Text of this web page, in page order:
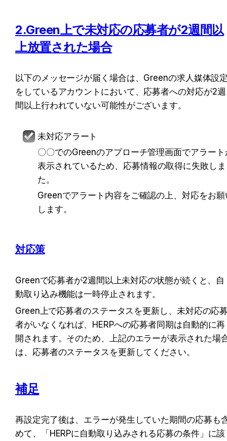
2.Green上で未対応の応募者が2週間以
上放置された場合
以下のメッセージが届く場合は、Greenの求人媒体設
をしているアカウントにおいて、応募者への対応が2週
間以上行われていない可能性がございます。
未対応アラート
〇〇でのGreenのアプローチ管理画面でアラート
表示されているため、応募情報の取得に失敗し
た。
Greenでアラート内容をご確認の上、対応をお願
します。
対応策
Greenで応募者が2週間以上未対応の状態が続くと、自
動取り込み機能は一時停止されます。
Green上で応募者のステータスを更新し、未対応の応
者がいなくなれば、HERPへの応募者同期は自動的に再
開されます。そのため、上記のエラーが表示された場
は、応募者のステータスを更新してください。
補足
再設定完了後は、エラーが発生していた期間の応募も
めて、「HERPに自動取り込みされる応募の条件」に該